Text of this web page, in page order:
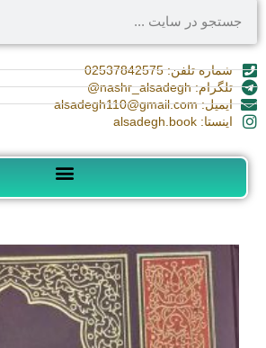
شماره تلفن: 02537842575
تلگرام: nashr_alsadegh@
ایمیل: alsadegh110@gmail.com
اینستا: alsadegh.book